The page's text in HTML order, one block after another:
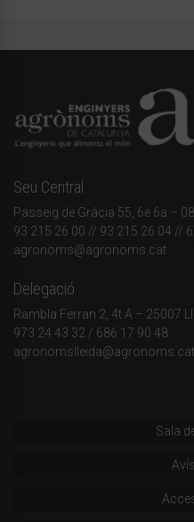
Seu Central
Passeig de Gràcia 55, 6è 6a –
93 215 26 00 // 93 215 26 04 //
agronoms@agronoms.cat
Delegació
Rambla Ferran 2, 4t A – 25007
973 24 43 32 / 686 17 90 48
agronomslleida@agronoms.cat
Sala